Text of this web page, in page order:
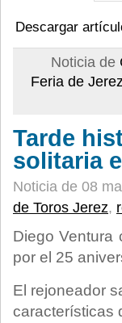
Descargar
Noticia de
Feria de
Tarde
solitaria
Noticia de 08
de Toros Jerez,
Diego Ventura
por el 25
El rejoneador
características